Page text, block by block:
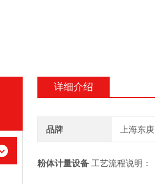
详细介绍
品牌 上海东庚
粉体计量设备 工艺流程说明：